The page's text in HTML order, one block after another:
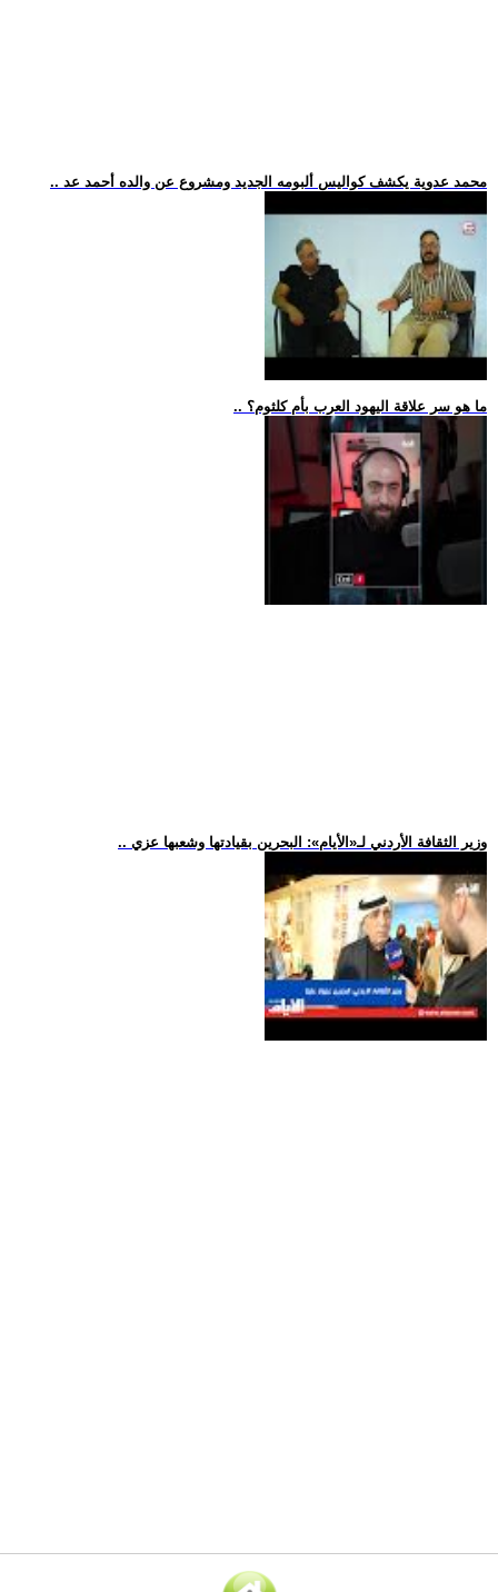
.. محمد عدوية يكشف كواليس ألبومه الجديد ومشروع عن والده أحمد عد
.. ما هو سر علاقة اليهود العرب بأم كلثوم؟
.. وزير الثقافة الأردني لـ«الأيام»: البحرين بقيادتها وشعبها عزي